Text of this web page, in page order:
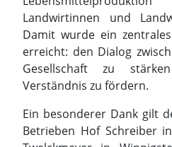
Ein besonderer Dank gilt
Betrieben Hof Schreiber
Twelckmeyer in
Salzgitter-Sauingen, der
Berkum sowie Hof Behn
Engagement,
Aufwand und viel
diesen erfolgreichen